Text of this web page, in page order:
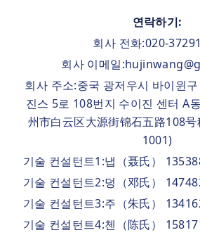
연락하기:
회사 전화:020-
회사 이메일
회사 주소:중국 광저우시 바이윈
진스 5로 108번지 수이진 센터 A
州市白云区大源街锦石五路108
1001)
기술 컨설턴트1:냅（聂氏）
기술 컨설턴트2:덩（邓氏）
기술 컨설턴트3:주（朱氏）
기술 컨설턴트4:첸（陈氏）